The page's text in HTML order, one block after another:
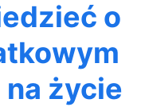
o
na życie